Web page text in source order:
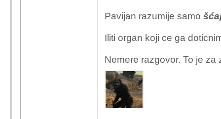
Pavijan razumije samo
Iliti organ koji ce ga
Nemere razgovor. To je